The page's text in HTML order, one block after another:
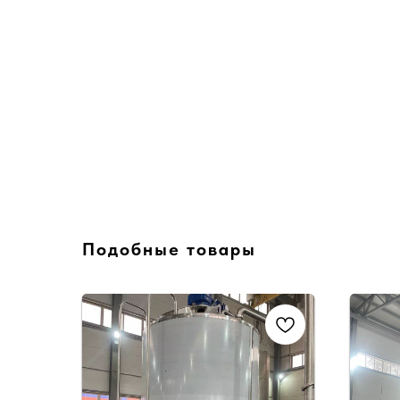
Подобные товары